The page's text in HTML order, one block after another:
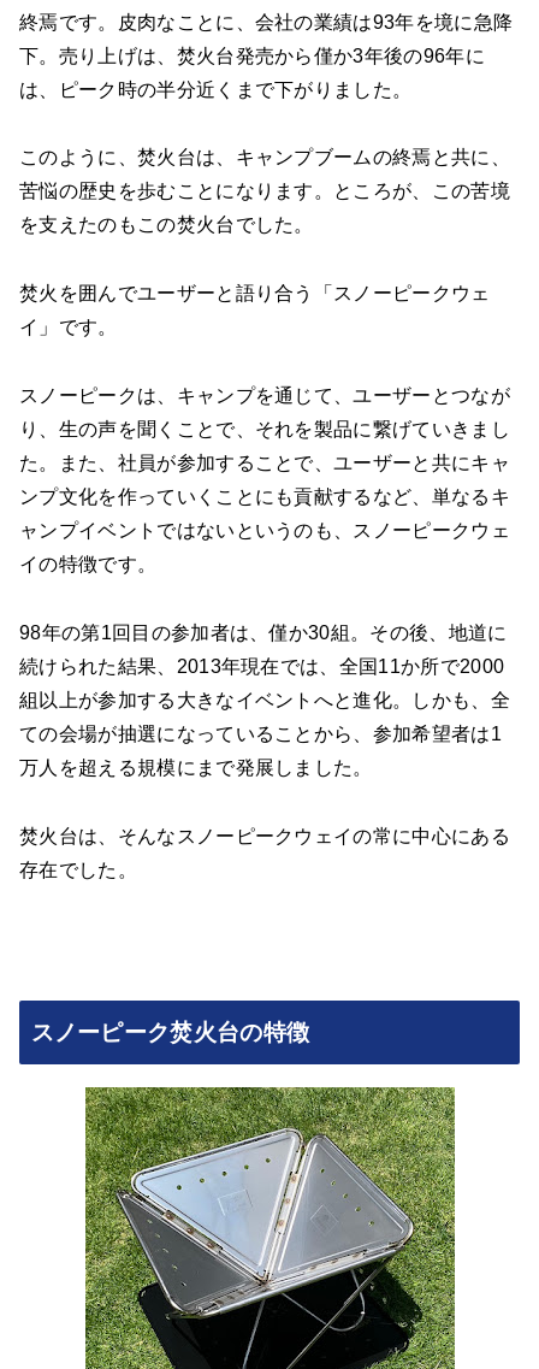
終焉です。皮肉なことに、会社の業績は93年を境に急降
下。売り上げは、焚火台発売から僅か3年後の96年に
は、ピーク時の半分近くまで下がりました。
このように、焚火台は、キャンプブームの終焉と共に、
苦悩の歴史を歩むことになります。ところが、この苦境
を支えたのもこの焚火台でした。
焚火を囲んでユーザーと語り合う「スノーピークウェ
イ」です。
スノーピークは、キャンプを通じて、ユーザーとつなが
り、生の声を聞くことで、それを製品に繋げていきまし
た。また、社員が参加することで、ユーザーと共にキャ
ンプ文化を作っていくことにも貢献するなど、単なるキ
ャンプイベントではないというのも、スノーピークウェ
イの特徴です。
98年の第1回目の参加者は、僅か30組。その後、地道に
続けられた結果、2013年現在では、全国11か所で2000
組以上が参加する大きなイベントへと進化。しかも、全
ての会場が抽選になっていることから、参加希望者は1
万人を超える規模にまで発展しました。
焚火台は、そんなスノーピークウェイの常に中心にある
存在でした。
スノーピーク焚火台の特徴